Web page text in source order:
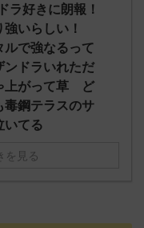
ラ好きに朗報！
強いらしい！
ルで強なるって
ドラいれただ
上がって草 ど
毒鋼テラスのサ
いてる
を見る